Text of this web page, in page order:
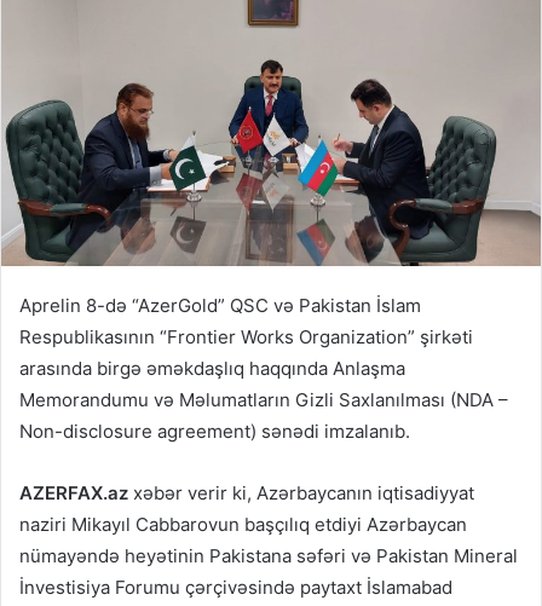
Aprelin 8-də “AzerGold” QSC və Pakistan İslam
Respublikasının “Frontier Works Organization” şirkəti
arasında birgə əməkdaşlıq haqqında Anlaşma
Memorandumu və Məlumatların Gizli Saxlanılması (NDA –
Non-disclosure agreement) sənədi imzalanıb.
AZERFAX.az xəbər verir ki, Azərbaycanın iqtisadiyyat
naziri Mikayıl Cabbarovun başçılıq etdiyi Azərbaycan
nümayəndə heyətinin Pakistana səfəri və Pakistan Mineral
İnvestisiya Forumu çərçivəsində paytaxt İslamabad